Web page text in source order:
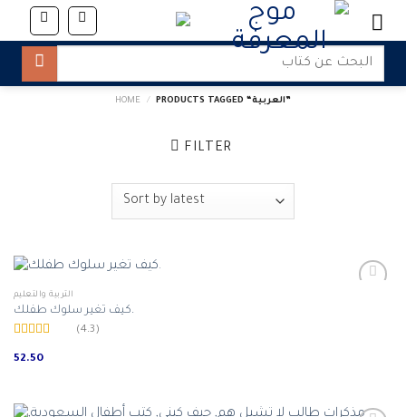
content
Search
HOME / PRODUCTS TAGGED “العربية”
FILTER
التربية والتعليم
كيف تغير سلوك طفلك.
4.31out
(4.3)
52.50